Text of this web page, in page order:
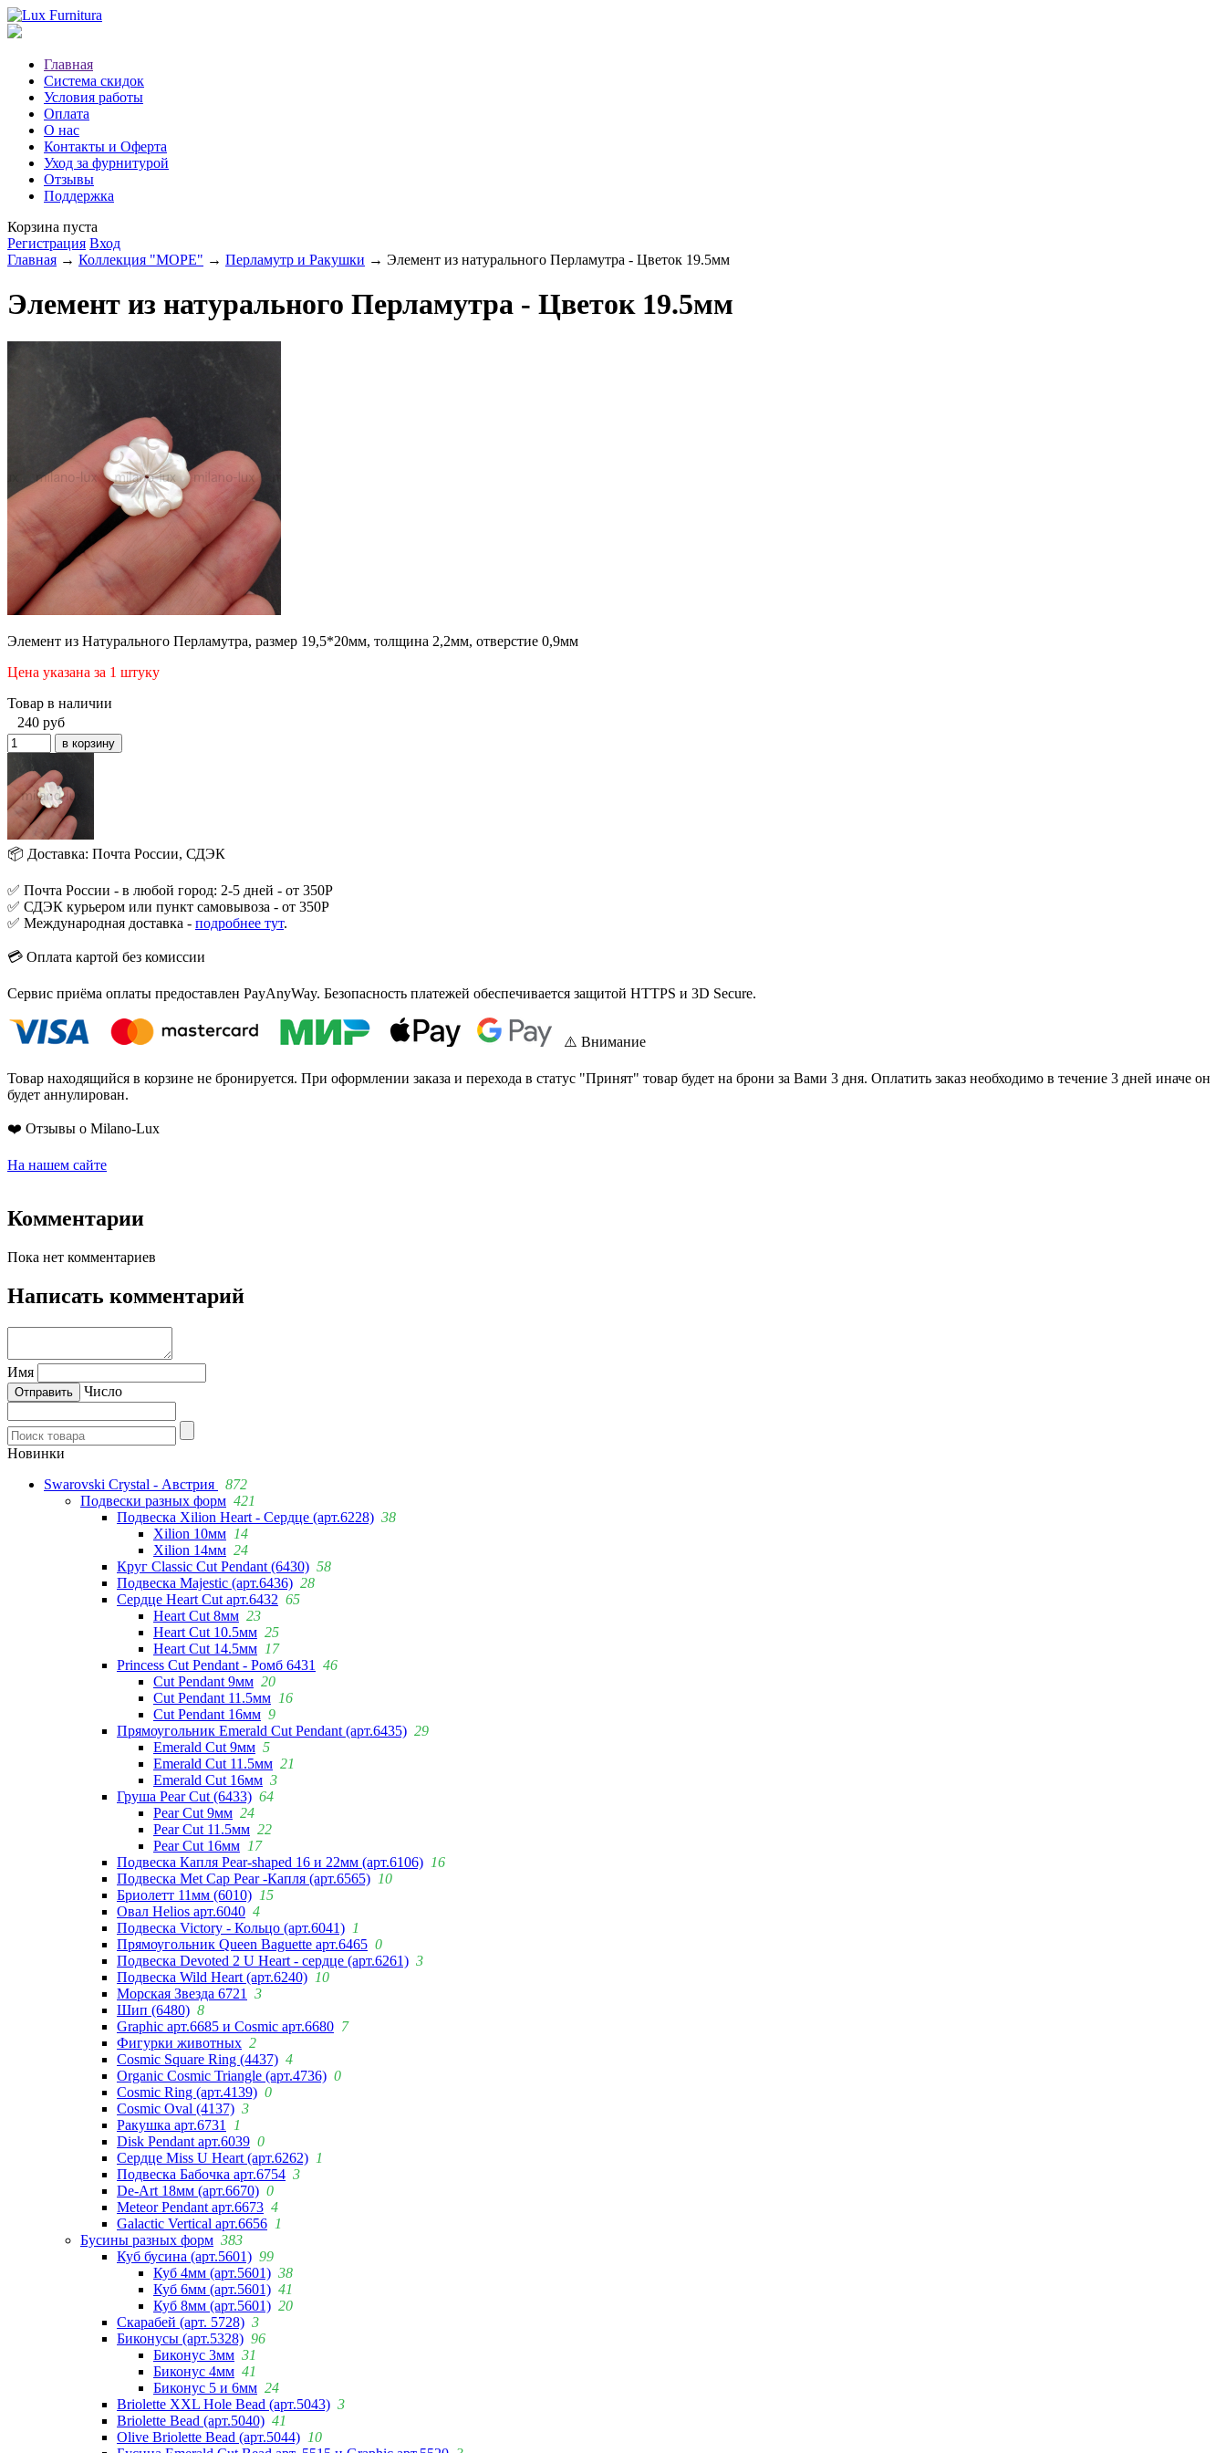
Главная
Система скидок
Условия работы
Оплата
О нас
Контакты и Оферта
Уход за фурнитурой
Отзывы
Поддержка
Корзина пуста
Регистрация Вход
Главная → Коллекция "МОРЕ" → Перламутр и Ракушки → Элемент из натурального Перламутра - Цветок 19.5мм
Элемент из натурального Перламутра - Цветок 19.5мм
Элемент из Натурального Перламутра, размер 19,5*20мм, толщина 2,2мм, отверстие 0,9мм
Цена указана за 1 штуку
Товар в наличии
240 руб
📦 Доставка: Почта России, СДЭК
✅ Почта России - в любой город: 2-5 дней - от 350Р
✅ СДЭК курьером или пункт самовывоза - от 350Р
✅ Международная доставка - подробнее тут.
💳 Оплата картой без комиссии
Сервис приёма оплаты предоставлен PayAnyWay. Безопасность платежей обеспечивается защитой HTTPS и 3D Secure.
⚠️ Внимание
Товар находящийся в корзине не бронируется. При оформлении заказа и перехода в статус "Принят" товар будет на брони за Вами 3 дня. Оплатить заказ необходимо в течение 3 дней иначе он
будет аннулирован.
❤️ Отзывы о Milano-Lux
На нашем сайте
Комментарии
Пока нет комментариев
Написать комментарий
Имя
Число
Новинки
Swarovski Crystal - Австрия
872
Подвески разных форм 421
Подвеска Xilion Heart - Сердце (арт.6228) 38
Xilion 10мм 14
Xilion 14мм 24
Круг Classic Cut Pendant (6430) 58
Подвеска Majestic (арт.6436) 28
Сердце Heart Cut арт.6432 65
Heart Cut 8мм 23
Heart Cut 10.5мм 25
Heart Cut 14.5мм 17
Princess Cut Pendant - Ромб 6431
46
Cut Pendant 9мм 20
Cut Pendant 11.5мм 16
Cut Pendant 16мм 9
Прямоугольник Emerald Cut Pendant (арт.6435) 29
Emerald Cut 9мм 5
Emerald Cut 11.5мм 21
Emerald Cut 16мм 3
Груша Pear Cut (6433) 64
Pear Cut 9мм 24
Pear Cut 11.5мм 22
Pear Cut 16мм 17
Подвеска Капля Pear-shaped 16 и 22мм (арт.6106) 16
Подвеска Met Cap Pear -Капля (арт.6565) 10
Бриолетт 11мм (6010) 15
Овал Helios арт.6040 4
Подвеска Victory - Кольцо (арт.6041) 1
Прямоугольник Queen Baguette арт.6465 0
Подвеска Devoted 2 U Heart - сердце (арт.6261) 3
Подвеска Wild Heart (арт.6240) 10
Морская Звезда 6721
3
Шип (6480) 8
Graphic арт.6685 и Cosmic арт.6680 7
Фигурки животных 2
Cosmic Square Ring (4437) 4
Organic Cosmic Triangle (арт.4736) 0
Cosmic Ring (арт.4139) 0
Cosmic Oval (4137) 3
Ракушка арт.6731
1
Disk Pendant арт.6039 0
Сердце Miss U Heart (арт.6262) 1
Подвеска Бабочка арт.6754 3
De-Art 18мм (арт.6670) 0
Meteor Pendant арт.6673 4
Galactic Vertical арт.6656 1
Бусины разных форм 383
Куб бусина (арт.5601) 99
Куб 4мм (арт.5601) 38
Куб 6мм (арт.5601) 41
Куб 8мм (арт.5601) 20
Скарабей (арт. 5728) 3
Биконусы (арт.5328) 96
Биконус 3мм 31
Биконус 4мм 41
Биконус 5 и 6мм 24
Briolette XXL Hole Bead (арт.5043) 3
Briolette Bead (арт.5040) 41
Olive Briolette Bead (арт.5044) 10